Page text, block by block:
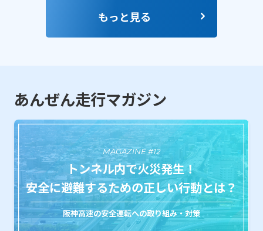
もっと見る
あんぜん走行マガジン
MAGAZINE #12
トンネル内で火災発生！
安全に避難するための正しい行動とは？
阪神高速の安全運転への取り組み・対策